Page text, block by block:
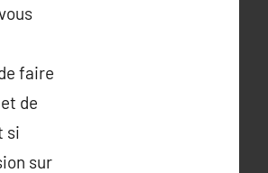
faire
de
si
sur